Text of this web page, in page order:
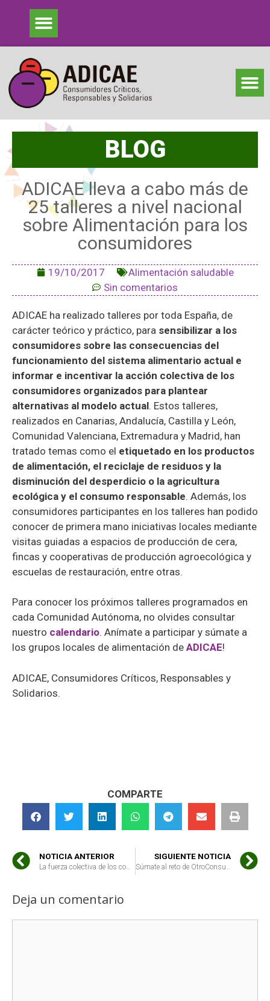
BLOG
ADICAE lleva a cabo más de
25 talleres a nivel nacional
sobre Alimentación para los
consumidores
19/10/2017
Alimentación saludable
Sin comentarios
ADICAE ha realizado talleres por toda España, de
carácter teórico y práctico, para sensibilizar a los
consumidores sobre las consecuencias del
funcionamiento del sistema alimentario actual e
informar e incentivar la acción colectiva de los
consumidores organizados para plantear
alternativas al modelo actual. Estos talleres,
realizados en Canarias, Andalucía, Castilla y León,
Comunidad Valenciana, Extremadura y Madrid, han
tratado temas como el etiquetado en los productos
de alimentación, el reciclaje de residuos y la
disminución del desperdicio o la agricultura
ecológica y el consumo responsable. Además, los
consumidores participantes en los talleres han podido
conocer de primera mano iniciativas locales mediante
visitas guiadas a espacios de producción de cera,
fincas y cooperativas de producción agroecológica y
escuelas de restauración, entre otras.
Para conocer los próximos talleres programados en
cada Comunidad Autónoma, no olvides consultar
nuestro calendario. Anímate a participar y súmate a
los grupos locales de alimentación de ADICAE!
ADICAE, Consumidores Críticos, Responsables y
Solidarios.
COMPARTE
NOTICIA ANTERIOR
La fuerza colectiva de los consumidores, motor de cambio en el sector alimentario
SIGUIENTE NOTICIA
Súmate al reto de OtroConsumoPosible: Participa en el paseo Ecourbano en Santander, Cantabria
Deja un comentario